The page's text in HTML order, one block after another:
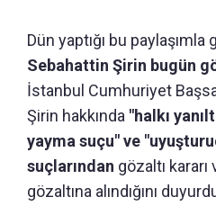
Dün yaptığı bu
Sebahattin Şirin bugün
İstanbul Cumhuriyet
Şirin hakkında "halkı
yayma suçu" ve
suçlarından gözaltı
gözaltına alındığını